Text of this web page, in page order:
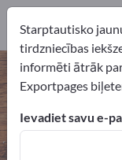
Tīrīšanas
ražotājus
Starptautisko
tirdzniecības
informēti ātrāk
Exportpages
Ievadiet savu e-